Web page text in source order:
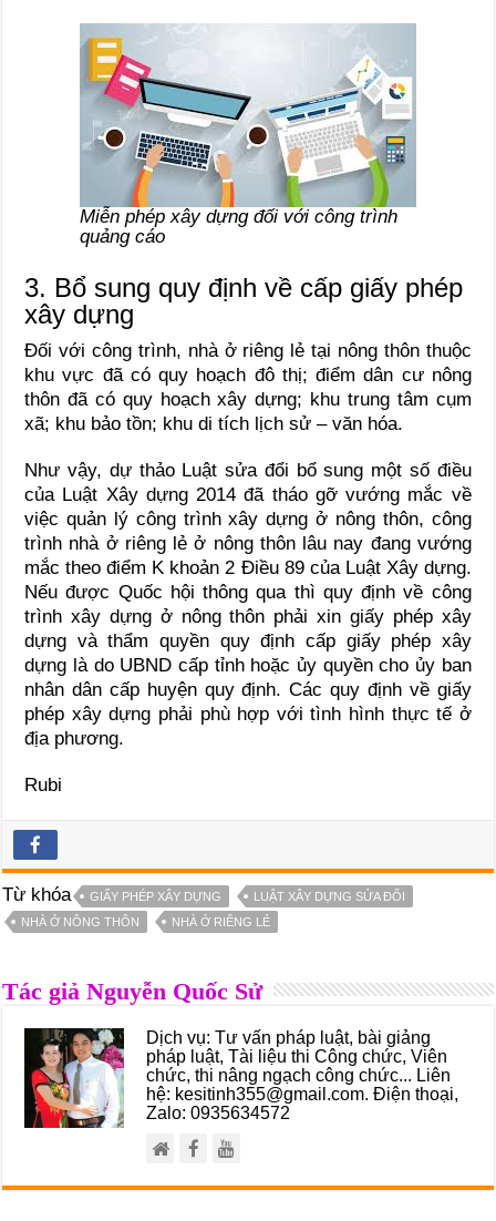
Miễn phép xây dựng đối với công trình
quảng cáo
3. Bổ sung quy định về cấp giấy phép
xây dựng
Đối với công trình, nhà ở riêng lẻ tại nông thôn thuộc
khu vực đã có quy hoạch đô thị; điểm dân cư nông
thôn đã có quy hoạch xây dựng; khu trung tâm cụm
xã; khu bảo tồn; khu di tích lịch sử – văn hóa.
Như vậy, dự thảo Luật sửa đổi bổ sung một số điều
của Luật Xây dựng 2014 đã tháo gỡ vướng mắc về
việc quản lý công trình xây dựng ở nông thôn, công
trình nhà ở riêng lẻ ở nông thôn lâu nay đang vướng
mắc theo điểm K khoản 2 Điều 89 của Luật Xây dựng.
Nếu được Quốc hội thông qua thì quy định về công
trình xây dựng ở nông thôn phải xin giấy phép xây
dựng và thẩm quyền quy định cấp giấy phép xây
dựng là do UBND cấp tỉnh hoặc ủy quyền cho ủy ban
nhân dân cấp huyện quy định. Các quy định về giấy
phép xây dựng phải phù hợp với tình hình thực tế ở
địa phương.
Rubi
Từ khóa GIẤY PHÉP XÂY DỰNG
LUẬT XÂY DỰNG SỬA ĐỔI
NHÀ Ở NÔNG THÔN
NHÀ Ở RIÊNG LẺ
Tác giả Nguyễn Quốc Sử
Dịch vụ: Tư vấn pháp luật, bài giảng
pháp luật, Tài liệu thi Công chức, Viên
chức, thi nâng ngạch công chức... Liên
hệ: kesitinh355@gmail.com. Điện thoại,
Zalo: 0935634572